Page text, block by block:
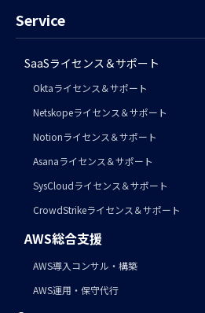
Service
SaaSライセンス＆サポート
Oktaライセンス＆サポート
Netskopeライセンス＆サポート
Notionライセンス＆サポート
Asanaライセンス＆サポート
SysCloudライセンス＆サポート
CrowdStrikeライセンス＆サポート
AWS総合支援
AWS導入コンサル・構築
AWS運用・保守代行